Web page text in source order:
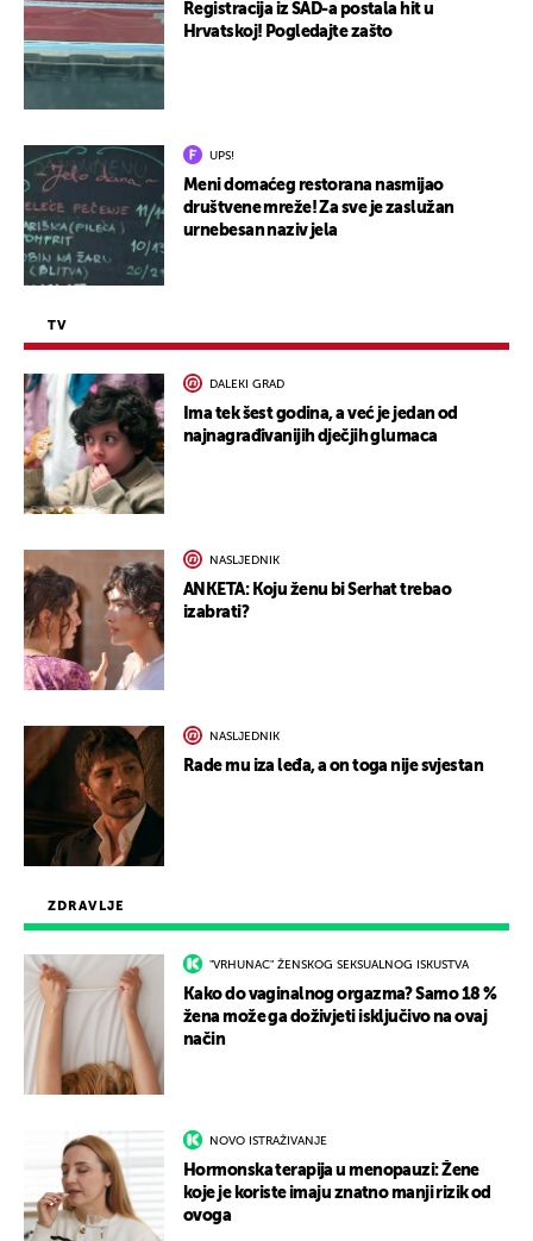
ZDRAVLJE
"VRHUNAC" ŽENSKOG SEKSUALNOG ISKUSTVA
Kako do vaginalnog orgazma? Samo 18 %
žena može ga doživjeti isključivo na ovaj
način
NOVO ISTRAŽIVANJE
Hormonska terapija u menopauzi: Žene
koje je koriste imaju znatno manji rizik od
ovoga
Registracija iz SAD-a postala hit u
Hrvatskoj! Pogledajte zašto
UPS!
Meni domaćeg restorana nasmijao
društvene mreže! Za sve je zaslužan
urnebesan naziv jela
TV
DALEKI GRAD
Ima tek šest godina, a već je jedan od
najnagrađivanijih dječjih glumaca
NASLJEDNIK
ANKETA: Koju ženu bi Serhat trebao
izabrati?
NASLJEDNIK
Rade mu iza leđa, a on toga nije svjestan